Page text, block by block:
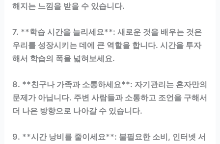
해지는 느낌을 받을 수 있습니다.
7. **학습 시간을 늘리세요**: 새로운 것을 배우는 것은
우리를 성장시키는 데에 큰 역할을 합니다. 시간을 투자
해서 학습의 폭을 넓혀보세요.
8. **친구나 가족과 소통하세요**: 자기관리는 혼자만의
문제가 아닙니다. 주변 사람들과 소통하고 조언을 구해서
더 나은 방향으로 나아갈 수 있습니다.
9. **시간 낭비를 줄이세요**: 불필요한 소비, 인터넷 서